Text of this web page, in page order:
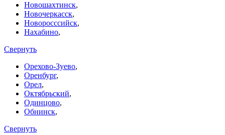
Новошахтинск,
Новочеркасск,
Новоросссийск,
Нахабино,
Свернуть
Орехово-Зуево,
Оренбург,
Орел,
Октябрьский,
Одинцово,
Обнинск,
Свернуть